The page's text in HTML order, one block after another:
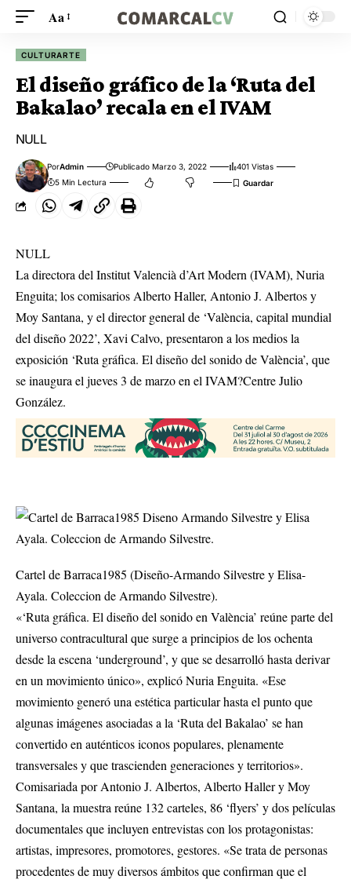
Aa
CULTURARTE
El diseño gráfico de la ‘Ruta del
Bakalao’ recala en el IVAM
NULL
PorAdmin Publicado Marzo 3, 2022
401 Vistas
5 Min Lectura
NULL
La directora del Institut Valencià d’Art Modern (IVAM), Nuria
Enguita; los comisarios Alberto Haller, Antonio J. Albertos y
Moy Santana, y el director general de ‘València, capital mundial
del diseño 2022’, Xavi Calvo, presentaron a los medios la
exposición ‘Ruta gráfica. El diseño del sonido de València’, que
se inaugura el jueves 3 de marzo en el IVAM?Centre Julio
González.
Cartel de Barraca1985 (Diseño-Armando Silvestre y Elisa-
Ayala. Coleccion de Armando Silvestre).
«‘Ruta gráfica. El diseño del sonido en València’ reúne parte del
universo contracultural que surge a principios de los ochenta
desde la escena ‘underground’, y que se desarrolló hasta derivar
en un movimiento único», explicó Nuria Enguita. «Ese
movimiento generó una estética particular hasta el punto que
algunas imágenes asociadas a la ‘Ruta del Bakalao’ se han
convertido en auténticos iconos populares, plenamente
transversales y que trascienden generaciones y territorios».
Comisariada por Antonio J. Albertos, Alberto Haller y Moy
Santana, la muestra reúne 132 carteles, 86 ‘flyers’ y dos películas
documentales que incluyen entrevistas con los protagonistas:
artistas, impresores, promotores, gestores. «Se trata de personas
procedentes de muy diversos ámbitos que confirman que el